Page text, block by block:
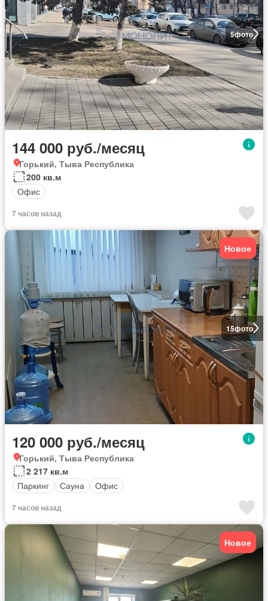
5фото
144 000 руб./месяц
Горький, Тыва Республика
200 кв.м
Офис
7 часов назад
15фото
Новое
120 000 руб./месяц
Горький, Тыва Республика
2 217 кв.м
Паркинг
Сауна Офис
7 часов назад
Новое